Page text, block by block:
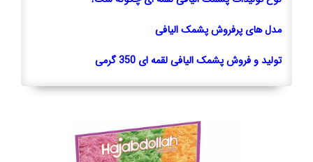
مدل های پرفروش پشمک الیافی
تولید و فروش پشمک الیافی لقمه ای 350 گرمی